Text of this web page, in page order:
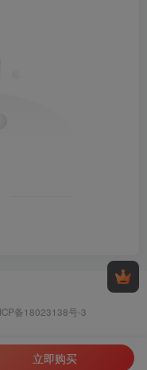
备18023138号-3
立即购买